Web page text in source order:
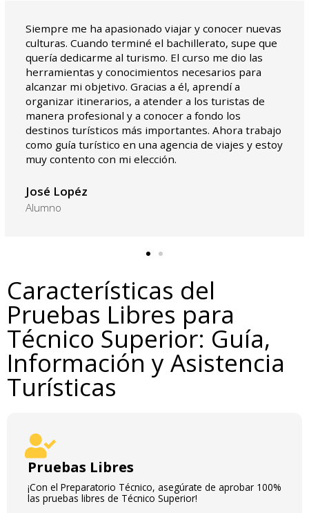
Siempre me ha apasionado viajar y conocer nuevas
culturas. Cuando terminé el bachillerato, supe que
quería dedicarme al turismo. El curso me dio las
herramientas y conocimientos necesarios para
alcanzar mi objetivo. Gracias a él, aprendí a
organizar itinerarios, a atender a los turistas de
manera profesional y a conocer a fondo los
destinos turísticos más importantes. Ahora trabajo
como guía turístico en una agencia de viajes y estoy
muy contento con mi elección.
José Lopéz
Alumno
Características del
Pruebas Libres para
Técnico Superior: Guía,
Información y Asistencia
Turísticas
Pruebas Libres
¡Con el Preparatorio Técnico, asegúrate de aprobar 100%
las pruebas libres de Técnico Superior!